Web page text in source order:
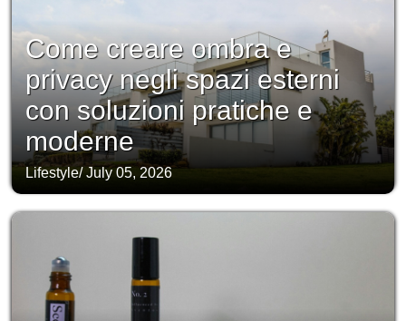
Come creare ombra e
privacy negli spazi esterni
con soluzioni pratiche e
moderne
Lifestyle/July 05, 2026